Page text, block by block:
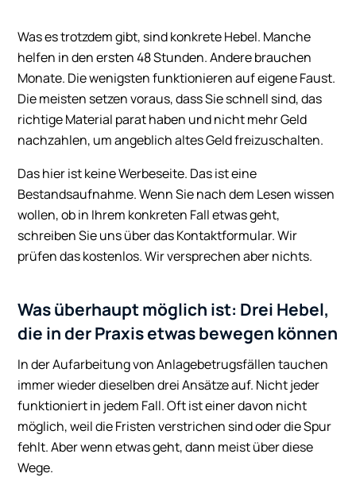
Was es trotzdem gibt, sind konkrete Hebel. Manche
helfen in den ersten 48 Stunden. Andere brauchen
Monate. Die wenigsten funktionieren auf eigene Faust.
Die meisten setzen voraus, dass Sie schnell sind, das
richtige Material parat haben und nicht mehr Geld
nachzahlen, um angeblich altes Geld freizuschalten.
Das hier ist keine Werbeseite. Das ist eine
Bestandsaufnahme. Wenn Sie nach dem Lesen wissen
wollen, ob in Ihrem konkreten Fall etwas geht,
schreiben Sie uns über das Kontaktformular. Wir
prüfen das kostenlos. Wir versprechen aber nichts.
Was überhaupt möglich ist: Drei Hebel,
die in der Praxis etwas bewegen können
In der Aufarbeitung von Anlagebetrugsfällen tauchen
immer wieder dieselben drei Ansätze auf. Nicht jeder
funktioniert in jedem Fall. Oft ist einer davon nicht
möglich, weil die Fristen verstrichen sind oder die Spur
fehlt. Aber wenn etwas geht, dann meist über diese
Wege.